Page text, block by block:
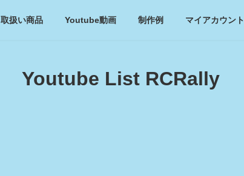
取扱い商品 Youtube動画 制作例 マイアカウント
Youtube List RCRally